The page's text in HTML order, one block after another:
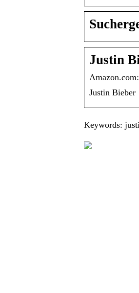
Justin
Justin Bieber
Keywords: